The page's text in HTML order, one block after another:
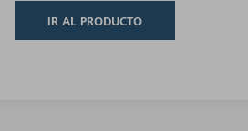
IR AL PRODUCTO